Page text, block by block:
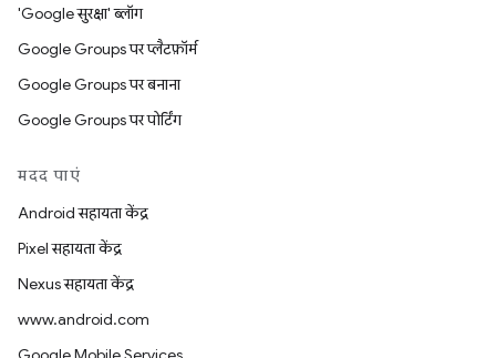
'Google सुरक्षा' ब्लॉग
Google Groups पर प्लैटफ़ॉर्म
Google Groups पर बनाना
Google Groups पर पोर्टिंग
मदद पाएं
Android सहायता केंद्र
Pixel सहायता केंद्र
Nexus सहायता केंद्र
www.android.com